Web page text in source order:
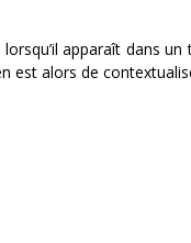
apparaît dans
est alors de